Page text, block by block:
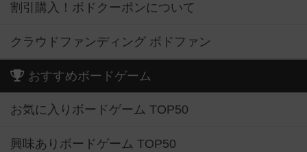
割引購入！ボドクーポンについて
クラウドファンディング ボドファン
おすすめボードゲーム
お気に入りボードゲーム TOP50
興味ありボードゲーム TOP50